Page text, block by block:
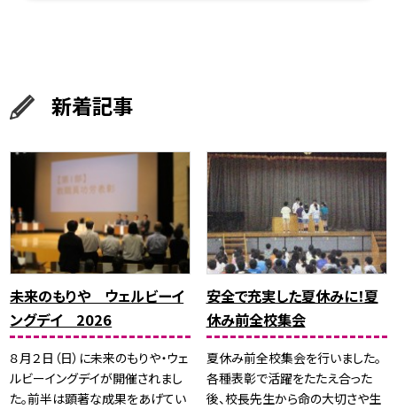
新着記事
未来のもりや ウェルビーイ
ングデイ 2026
８月２日（日）に未来のもりや・ウェ
ルビーイングデイが開催されまし
た。前半は顕著な成果をあげてい
安全で充実した夏休みに！夏
休み前全校集会
夏休み前全校集会を行いました。
各種表彰で活躍をたたえ合った
後、校長先生から命の大切さや生